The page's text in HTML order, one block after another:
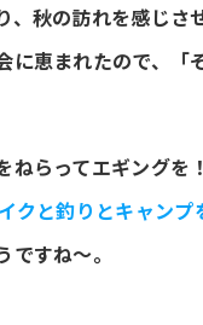
、秋の訪れを感じ
に恵まれたので、
ねらってエギング
クと釣りとキャンプ
すね～。